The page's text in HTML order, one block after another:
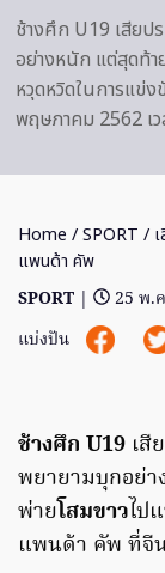
ช้างศึก U19 เสียป
อย่างหนัก แต่สุดท้า
หวุดหวิดในการแ
พฤษภาคม 2562 เ
Home /SPORT /
แพนด้า คัพ
SPORT |
25 พ.
แบ่งปัน
ช้างศึก U19 เสี
พยายามบุกอย่า
พ่ายโสมขาวไป
แพนด้า คัพ ที่จี